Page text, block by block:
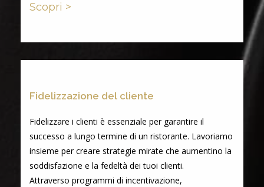
Scopri >
Fidelizzazione del cliente
Fidelizzare i clienti è essenziale per garantire il
successo a lungo termine di un ristorante. Lavoriamo
insieme per creare strategie mirate che aumentino la
soddisfazione e la fedeltà dei tuoi clienti.
Attraverso programmi di incentivazione,